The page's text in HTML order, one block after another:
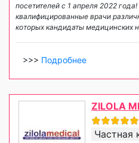
посетителей с 1 апреля 2022
квалифицированные врачи
которых кандидаты медицинских
>>> Подробнее
ZILOLA
Частная